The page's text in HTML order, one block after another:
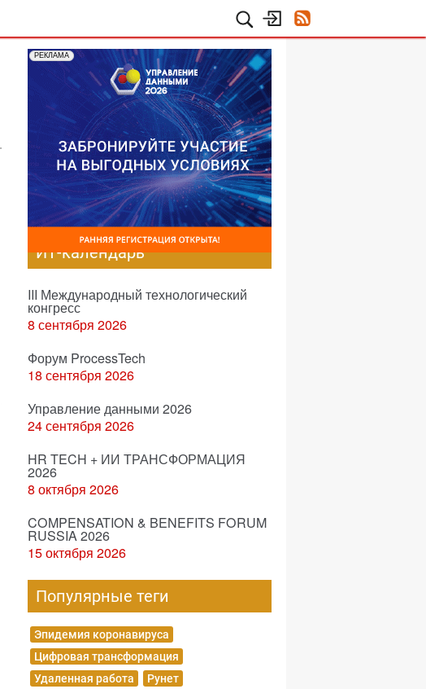
РЕКЛАМА
ИТ-календарь
III Международный технологический
конгресс
8 сентября 2026
Форум ProcessTech
18 сентября 2026
Управление данными 2026
24 сентября 2026
HR TECH + ИИ ТРАНСФОРМАЦИЯ
2026
8 октября 2026
COMPENSATION & BENEFITS FORUM
RUSSIA 2026
15 октября 2026
Популярные теги
Эпидемия коронавируса
Цифровая трансформация
Удаленная работа
Рунет